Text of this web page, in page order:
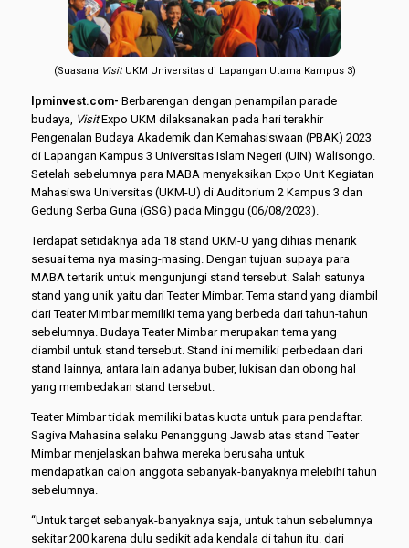
(Suasana VisitUKM Universitas di Lapangan Utama Kampus 3)
lpminvest.com- Berbarengan dengan penampilan parade
budaya, VisitExpo UKM dilaksanakan pada hari terakhir
Pengenalan Budaya Akademik dan Kemahasiswaan (PBAK) 2023
di Lapangan Kampus 3 Universitas Islam Negeri (UIN) Walisongo.
Setelah sebelumnya para MABA menyaksikan Expo Unit Kegiatan
Mahasiswa Universitas (UKM-U) di Auditorium 2 Kampus 3 dan
Gedung Serba Guna (GSG) pada Minggu (06/08/2023).
Terdapat setidaknya ada 18 stand UKM-U yang dihias menarik
sesuai tema nya masing-masing. Dengan tujuan supaya para
MABA tertarik untuk mengunjungi stand tersebut. Salah satunya
stand yang unik yaitu dari Teater Mimbar. Tema stand yang diambil
dari Teater Mimbar memiliki tema yang berbeda dari tahun-tahun
sebelumnya. Budaya Teater Mimbar merupakan tema yang
diambil untuk stand tersebut. Stand ini memiliki perbedaan dari
stand lainnya, antara lain adanya buber, lukisan dan obong hal
yang membedakan stand tersebut.
Teater Mimbar tidak memiliki batas kuota untuk para pendaftar.
Sagiva Mahasina selaku Penanggung Jawab atas stand Teater
Mimbar menjelaskan bahwa mereka berusaha untuk
mendapatkan calon anggota sebanyak-banyaknya melebihi tahun
sebelumnya.
“Untuk target sebanyak-banyaknya saja, untuk tahun sebelumnya
sekitar 200 karena dulu sedikit ada kendala di tahun itu. dari